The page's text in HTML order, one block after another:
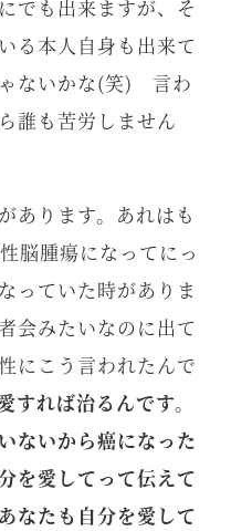
でも出来ますが、そ
る本人自身も出来て
ないかな(笑) 言わ
誰も苦労しません
あります。あれはも
脳腫瘍になってにっ
っていた時がありま
会みたいなのに出て
にこう言われたんで
すれば治るんです。
ないから癌になった
を愛してって伝えて
なたも自分を愛して